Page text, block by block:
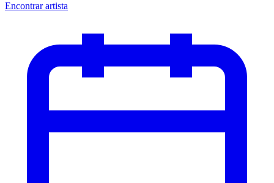
Encontrar artista